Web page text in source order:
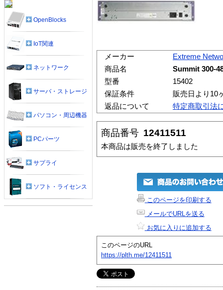
メーカー
Extreme
商品名
Summit 300-
型番
15402
保証条件
販売日より10
返品について
特定商取引法
商品番号 12411511
本商品は販売を終了しました
このページを印刷する
メールでURLを送る
お気に入りに追加する
このページのURL
https://plth.me/12411511
OpenBlocks
IoT関連
ネットワーク
サーバ・ストレージ
パソコン・周辺機器
PCパーツ
サプライ
ソフト・ライセンス